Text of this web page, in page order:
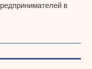
в